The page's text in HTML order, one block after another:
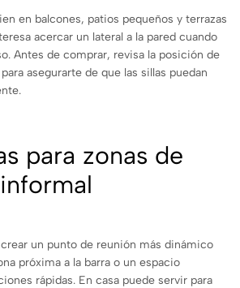
en balcones, patios pequeños y terrazas
acercar un lateral a la pared cuando
Antes de comprar, revisa la posición de
asegurarte de que las sillas puedan
para zonas de
un punto de reunión más dinámico
próxima a la barra o un espacio
rápidas. En casa puede servir para